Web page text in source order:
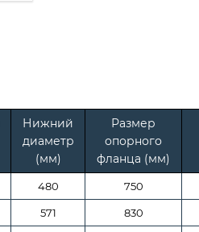
Нижний
диаметр
(мм)
Размер
опорного
фланца (мм)
480 750
571 830